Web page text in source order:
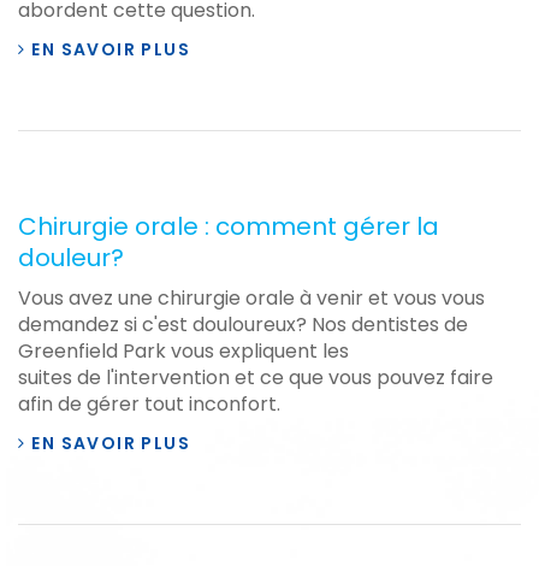
abordent cette question.
EN SAVOIR PLUS
Chirurgie orale : comment gérer la
douleur?
Vous avez une chirurgie orale à venir et vous vous
demandez si c'est douloureux? Nos dentistes de
Greenfield Park vous expliquent les
suites de l'intervention et ce que vous pouvez faire
afin de gérer tout inconfort.
EN SAVOIR PLUS